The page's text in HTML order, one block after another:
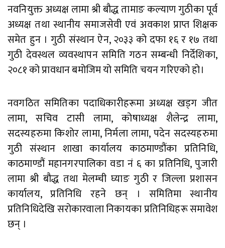
नवनियुक्त अध्यक्ष लामा श्री बौद्ध तामाङ कल्याण गुठीका पूर्व
अध्यक्ष तथा स्थानीय समाजसेवी एवं अवकाश प्राप्त शिक्षक
समेत हुन । गुठी संस्थान ऐन, २०३३ को दफा १६ र १७ तथा
गुठी देवस्थल व्यवस्थापन समिति गठन सम्बन्धी निर्देशिका,
२०८१ को प्रावधान बमोजिम यो समिति चयन गरिएको हो।
नवगठित समितिका पदाधिकारीहरूमा अध्यक्ष खड्ग जीत
लामा, सचिव टासी लामा, कोषाध्यक्ष शैलेन्द्र लामा,
सदस्यहरुमा किशोर लामा, निर्मला लामा, पदेन सदस्यहरुमा
गुठी संस्थान शाखा कार्यालय काठमाण्डौंका प्रतिनिधि,
काठमाण्डौं महानगरपालिका वडा नं ६ का प्रतिनिधि, पुजारी
लामा श्री बौद्ध तथा मेलम्ची घ्याङ गुठी र जिल्ला प्रशासन
कार्यालय, प्रतिनिधि रहने छन् । समितिमा स्थानीय
प्रतिनिधिदेखि सरोकारवाला निकायका प्रतिनिधिहरू समावेश
छन् ।